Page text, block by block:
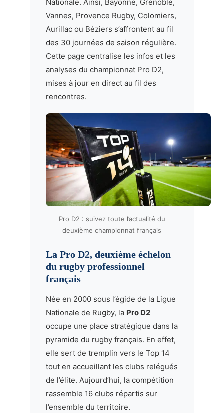
Vannes, Provence Rugby, Colomiers,
Aurillac ou Béziers s’affrontent au fil
des 30 journées de saison régulière.
Cette page centralise les infos et les
analyses du championnat Pro D2,
mises à jour en direct au fil des
rencontres.
Pro D2 : suivez toute l’actualité du
deuxième championnat français
La Pro D2, deuxième échelon
du rugby professionnel
français
Née en 2000 sous l’égide de la Ligue
Nationale de Rugby, la Pro D2
occupe une place stratégique dans la
pyramide du rugby français. En effet,
elle sert de tremplin vers le Top 14
tout en accueillant les clubs relégués
de l’élite. Aujourd’hui, la compétition
rassemble 16 clubs répartis sur
l’ensemble du territoire.